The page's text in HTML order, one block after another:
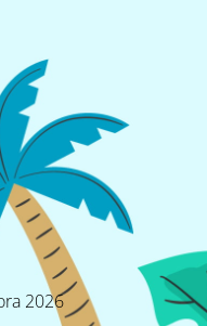
2026